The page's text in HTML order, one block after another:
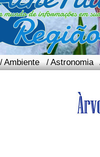
/Ambiente /Astronomia